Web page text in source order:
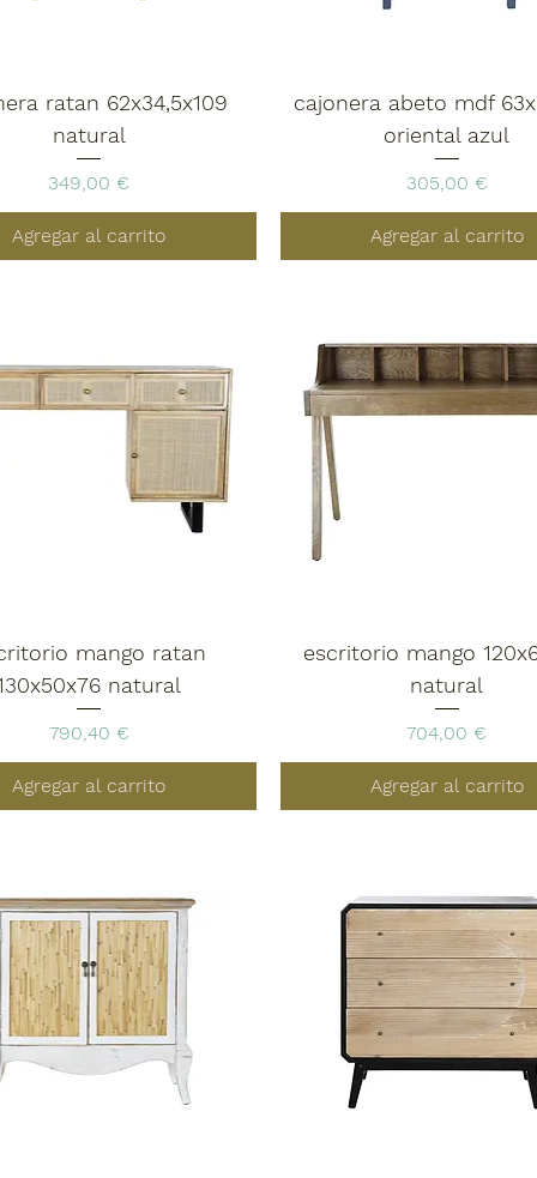
ratan 62x34,5x109
natural
Precio
349,00 €
Agregar al carrito
cajonera abeto mdf
oriental azul
Precio
305,00 €
Agregar al carrito
mango ratan
natural
Precio
790,40 €
Agregar al carrito
escritorio mango
natural
Precio
704,00 €
Agregar al carrito